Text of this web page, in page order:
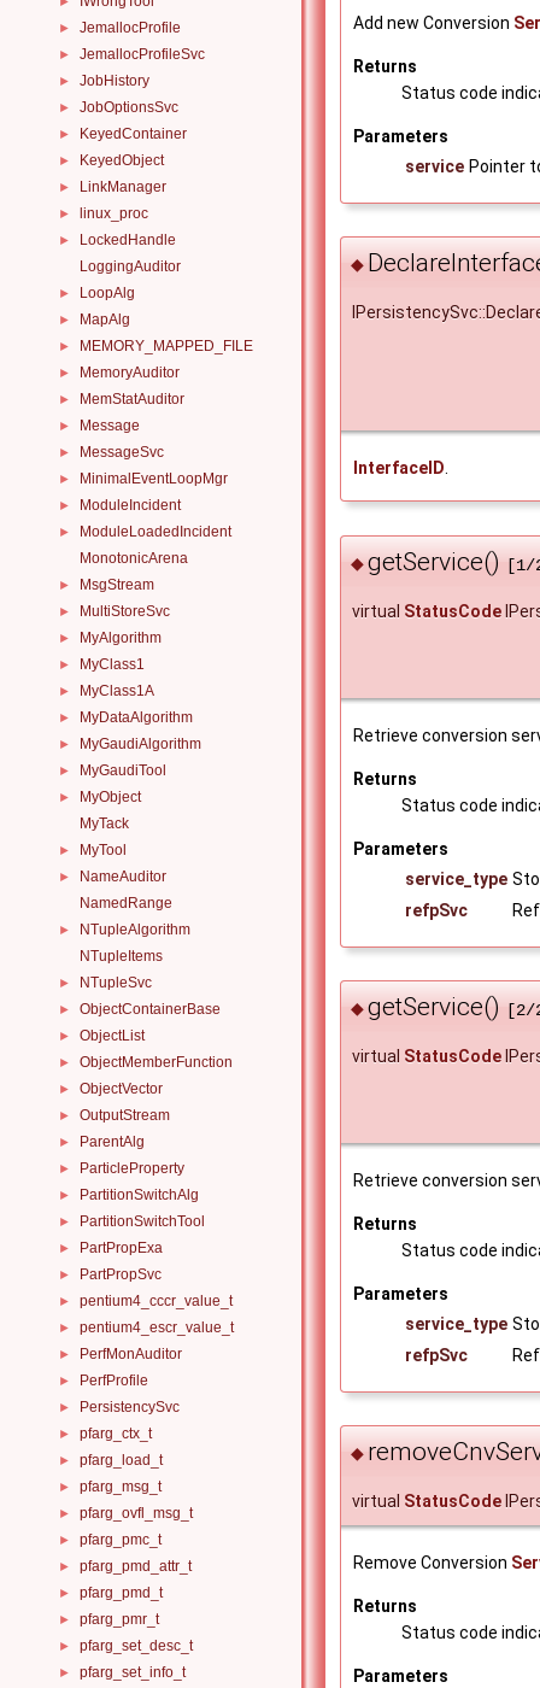
► JemallocProfile
► JemallocProfileSvc
► JobHistory
► JobOptionsSvc
► KeyedContainer
► KeyedObject
► LinkManager
► linux_proc
►
LockedHandle
LoggingAuditor
► LoopAlg
► MapAlg
► MEMORY_MAPPED_FILE
► MemoryAuditor
► MemStatAuditor
► Message
► MessageSvc
► MinimalEventLoopMgr
► ModuleIncident
►
ModuleLoadedIncident
MonotonicArena
► MsgStream
► MultiStoreSvc
► MyAlgorithm
► MyClass1
► MyClass1A
► MyDataAlgorithm
► MyGaudiAlgorithm
► MyGaudiTool
►
MyObject
MyTack
► MyTool
►
NameAuditor
NamedRange
►
NTupleAlgorithm
NTupleItems
► NTupleSvc
► ObjectContainerBase
► ObjectList
► ObjectMemberFunction
► ObjectVector
► OutputStream
► ParentAlg
► ParticleProperty
► PartitionSwitchAlg
► PartitionSwitchTool
► PartPropExa
► PartPropSvc
► pentium4_cccr_value_t
► pentium4_escr_value_t
► PerfMonAuditor
► PerfProfile
► PersistencySvc
► pfarg_ctx_t
► pfarg_load_t
► pfarg_msg_t
► pfarg_ovfl_msg_t
► pfarg_pmc_t
► pfarg_pmd_attr_t
► pfarg_pmd_t
► pfarg_pmr_t
► pfarg_set_desc_t
► pfarg_set_info_t
Add new Conversion
Returns
Status code
Parameters
service Pointer
◆
InterfaceID
◆getService() [1/
virtual StatusCode
Retrieve conversion
Returns
Status code
Parameters
service_type
refpSvc
◆getService()
virtual StatusCode
Retrieve conversion
Returns
Status code
Parameters
service_type
refpSvc
◆
virtual StatusCode
Remove Conversion
Returns
Status code
Parameters